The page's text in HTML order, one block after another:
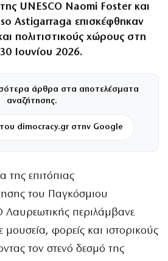
της UNESCO Naomi Foster και
Astigarraga επισκέφθηκαν
πολιτιστικούς χώρους στη
Ιουνίου 2026.
άρθρα στα αποτελέσματα
αναζήτησης.
dimocracy.gr στην Google
της επιτόπιας
του Παγκόσμιου
Λαυρεωτικής περιλάμβανε
μουσεία, φορείς και ιστορικούς
τον στενό δεσμό της